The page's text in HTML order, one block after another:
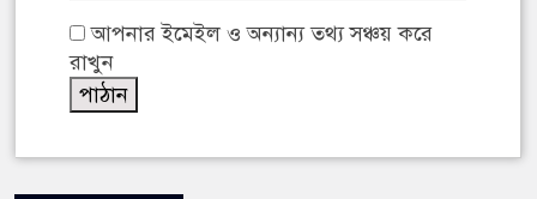
আপনার ইমেইল ও অন্যান্য তথ্য সঞ্চয় করে
রাখুন